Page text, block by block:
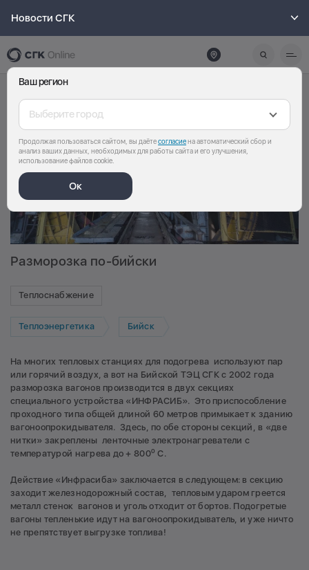
Новости СГК
Ваш регион
Выберите город
Продолжая пользоваться сайтом, вы даётесогласиена автоматический сбор и
анализ ваших данных, необходимых для работы сайта и его улучшения,
использование файлов cookie.
Ок
Разморозка по-бийски
Теплоснабжение
Теплоэнергетика Бийск
На многих тепловых станциях для подогрева используют пар
или горячий воздух, а вот на Бийской ТЭЦ СГК с 2002 года
разморозка вагонов производится в двух секциях
специального устройства «ИНФРАСИБ». Это приспособление
проходного типа общей длиной 60 метров примыкает к зданию
вагоноопрокидывателя. Здесь, по обе стороны секций, в «две
нитки» закреплены ленточные электронагреватели с
температурой нагрева до + 800о С.
Действие «Инфрасиба» заключается в следующем: в секцию
заходит железнодорожный состав, тепловым ударом греется
металл стенок вагонов и уголь отходит от бортов. Подогретые
вагоны тепленькие идут на вагоноопрокидыватель, и уже ничто
не препятствует выгрузке топлива!